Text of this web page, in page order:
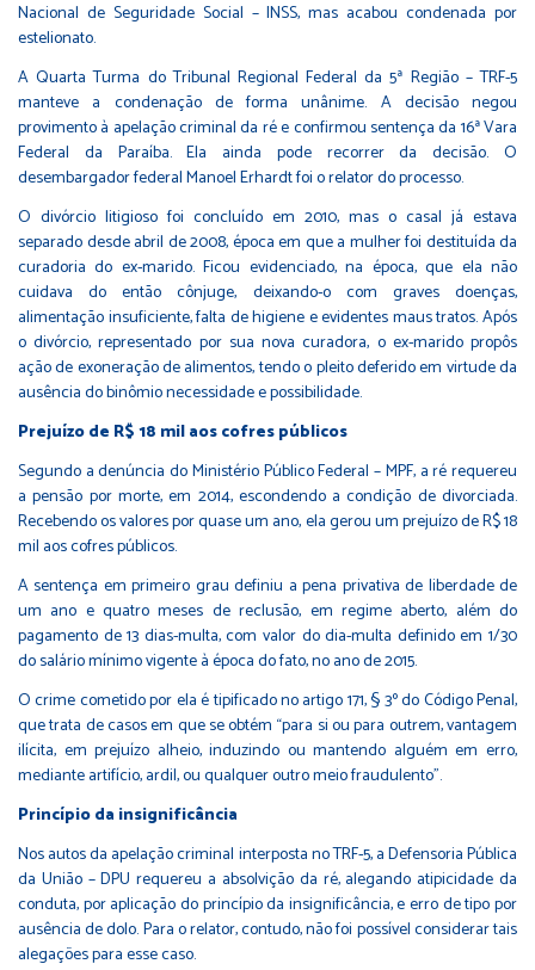
Nacional de Seguridade Social – INSS, mas acabou condenada por
estelionato.
A Quarta Turma do Tribunal Regional Federal da 5ª Região – TRF-5
manteve a condenação de forma unânime. A decisão negou
provimento à apelação criminal da ré e confirmou sentença da 16ª Vara
Federal da Paraíba. Ela ainda pode recorrer da decisão. O
desembargador federal Manoel Erhardt foi o relator do processo.
O divórcio litigioso foi concluído em 2010, mas o casal já estava
separado desde abril de 2008, época em que a mulher foi destituída da
curadoria do ex-marido. Ficou evidenciado, na época, que ela não
cuidava do então cônjuge, deixando-o com graves doenças,
alimentação insuficiente, falta de higiene e evidentes maus tratos. Após
o divórcio, representado por sua nova curadora, o ex-marido propôs
ação de exoneração de alimentos, tendo o pleito deferido em virtude da
ausência do binômio necessidade e possibilidade.
Prejuízo de R$ 18 mil aos cofres públicos
Segundo a denúncia do Ministério Público Federal – MPF, a ré requereu
a pensão por morte, em 2014, escondendo a condição de divorciada.
Recebendo os valores por quase um ano, ela gerou um prejuízo de R$ 18
mil aos cofres públicos.
A sentença em primeiro grau definiu a pena privativa de liberdade de
um ano e quatro meses de reclusão, em regime aberto, além do
pagamento de 13 dias-multa, com valor do dia-multa definido em 1/30
do salário mínimo vigente à época do fato, no ano de 2015.
O crime cometido por ela é tipificado no artigo 171, § 3º do Código Penal,
que trata de casos em que se obtém “para si ou para outrem, vantagem
ilícita, em prejuízo alheio, induzindo ou mantendo alguém em erro,
mediante artifício, ardil, ou qualquer outro meio fraudulento”.
Princípio da insignificância
Nos autos da apelação criminal interposta no TRF-5, a Defensoria Pública
da União – DPU requereu a absolvição da ré, alegando atipicidade da
conduta, por aplicação do princípio da insignificância, e erro de tipo por
ausência de dolo. Para o relator, contudo, não foi possível considerar tais
alegações para esse caso.